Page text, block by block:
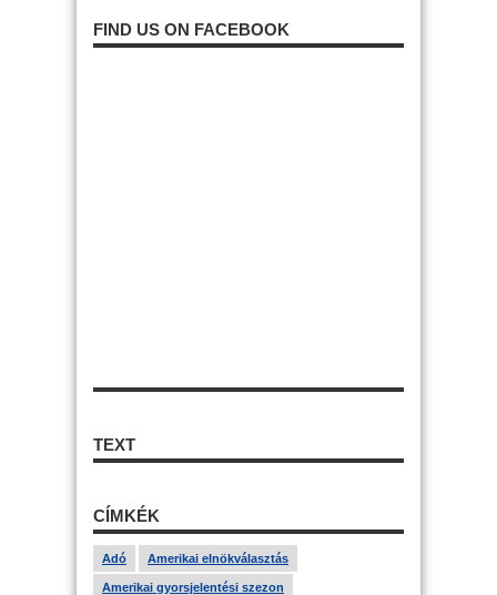
FIND US ON FACEBOOK
TEXT
CÍMKÉK
Adó Amerikai elnökválasztás
Amerikai gyorsjelentési szezon